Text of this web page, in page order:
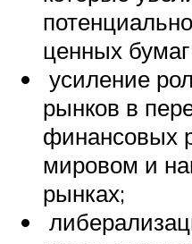
ценных
усиление
рынков в
финансовых
мировом и
рынках;